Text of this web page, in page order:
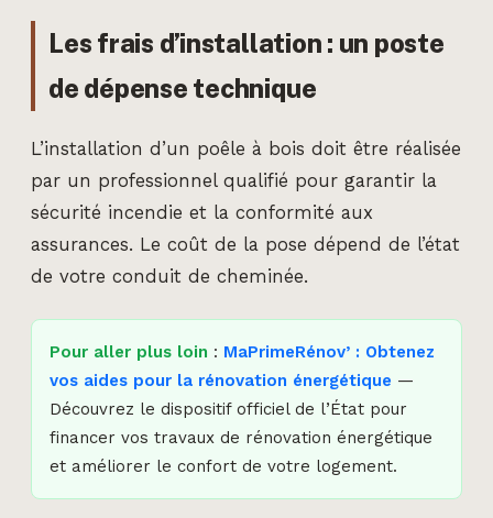
Les frais d’installation : un poste
de dépense technique
L’installation d’un poêle à bois doit être réalisée
par un professionnel qualifié pour garantir la
sécurité incendie et la conformité aux
assurances. Le coût de la pose dépend de l’état
de votre conduit de cheminée.
Pour aller plus loin : MaPrimeRénov’ : Obtenez
vos aides pour la rénovation énergétique —
Découvrez le dispositif officiel de l’État pour
financer vos travaux de rénovation énergétique
et améliorer le confort de votre logement.